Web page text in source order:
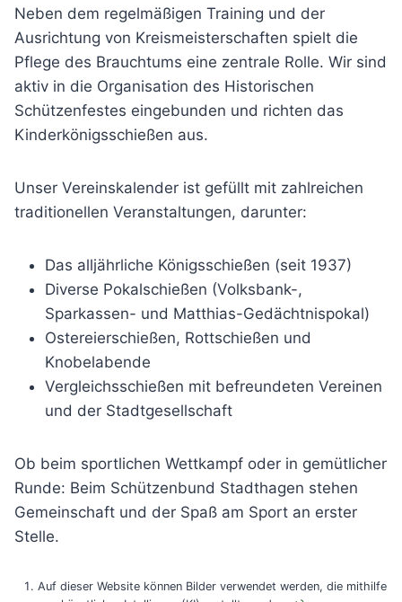
Neben dem regelmäßigen Training und der
Ausrichtung von Kreismeisterschaften spielt die
Pflege des Brauchtums eine zentrale Rolle. Wir sind
aktiv in die Organisation des Historischen
Schützenfestes eingebunden und richten das
Kinderkönigsschießen aus.
Unser Vereinskalender ist gefüllt mit zahlreichen
traditionellen Veranstaltungen, darunter:
Das alljährliche Königsschießen (seit 1937)
Diverse Pokalschießen (Volksbank-,
Sparkassen- und Matthias-Gedächtnispokal)
Ostereierschießen, Rottschießen und
Knobelabende
Vergleichsschießen mit befreundeten Vereinen
und der Stadtgesellschaft
Ob beim sportlichen Wettkampf oder in gemütlicher
Runde: Beim Schützenbund Stadthagen stehen
Gemeinschaft und der Spaß am Sport an erster
Stelle.
Auf dieser Website können Bilder verwendet werden, die mithilfe